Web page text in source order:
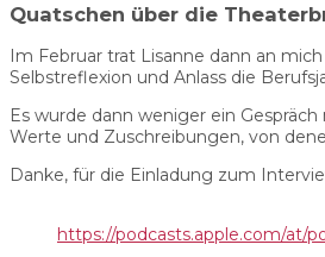
Quatschen über die
Im Februar trat Lisanne dann an
Selbstreflexion und Anlass die
Es wurde dann weniger ein
Werte und Zuschreibungen, von
Danke, für die Einladung zum
https://podcasts.apple.com/at/